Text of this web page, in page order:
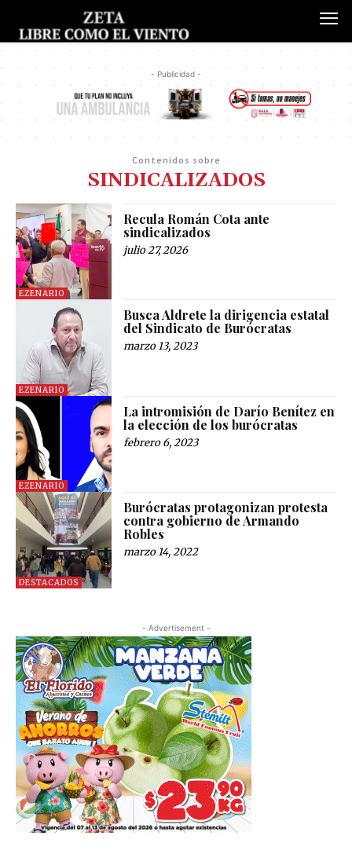
- Publicidad -
Contenidos sobre
SINDICALIZADOS
EZENARIO
Recula Román Cota ante
sindicalizados
julio 27, 2026
EZENARIO
Busca Aldrete la dirigencia estatal
del Sindicato de Burócratas
marzo 13, 2023
EZENARIO
La intromisión de Darío Benítez en
la elección de los burócratas
febrero 6, 2023
DESTACADOS
Burócratas protagonizan protesta
contra gobierno de Armando
Robles
marzo 14, 2022
- Advertisement -